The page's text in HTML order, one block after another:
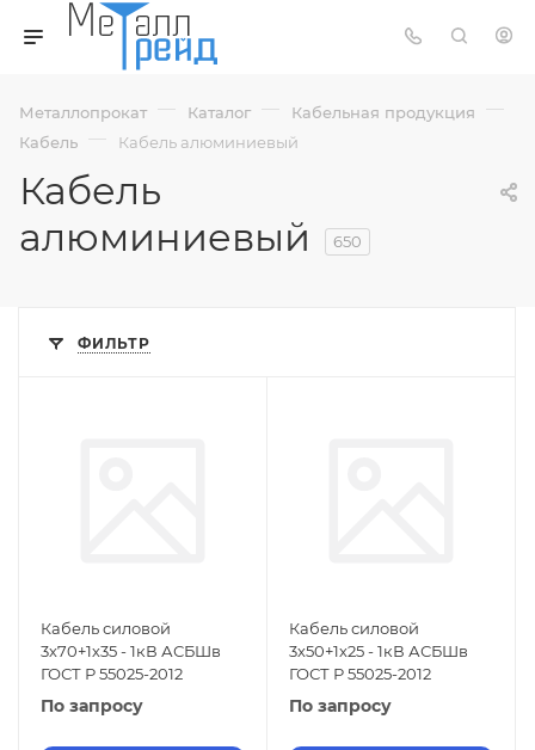
Металлопрокат — Каталог — Кабельная продукция —
Кабель — Кабель алюминиевый
Кабель
алюминиевый
650
ФИЛЬТР
Кабель силовой
3х70+1х35 - 1кВ АСБШв
ГОСТ Р 55025-2012
По запросу
Кабель силовой
3х50+1х25 - 1кВ АСБШв
ГОСТ Р 55025-2012
По запросу